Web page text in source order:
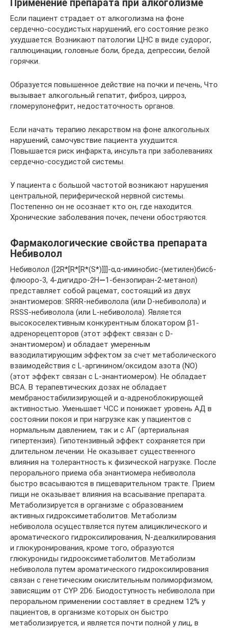
Применение препарата при алкоголизме
Если пациент страдает от алкоголизма на фоне
сердечно-сосудистых нарушений, его состояние резко
ухудшается. Возникают патологии ЦНС в виде судорог,
галлюцинации, головные боли, бреда, депрессии, белой
горячки.
Образуется повышенное действие на почки и печень, Что
вызывает алкогольный гепатит, фиброз, цирроз,
гломерулонефрит, недостаточность органов.
Если начать терапию лекарством на фоне алкогольных
нарушений, самочувствие пациента ухудшится.
Повышается риск инфаркта, инсульта при заболеваниях
сердечно-сосудистой системы.
У пациента с большой частотой возникают нарушения
центральной, периферической нервной системы.
Постепенно он не осознает кто он, где находится.
Хронические заболевания почек, печени обостряются.
Фармакологические свойства препарата
Небиволол
Небиволол ([2R*[R*[R*(S*)]]]-α,α-иминобис-(метилен)бис6-
флюоро-3, 4-дигидро-2Н—1-бензопиран-2-метанол)
представляет собой рацемат, состоящий из двух
энантиомеров: SRRR-небиволола (или D-небиволола) и
RSSS-небиволола (или L-небиволола). Является
высокоселективным конкурентным блокатором β1-
адренорецепторов (этот эффект связан с D-
энантиомером) и обладает умеренным
вазодилатирующим эффектом за счет метаболического
взаимодействия с L-аргинином/оксидом азота (NO)
(этот эффект связан с L-энантиомером). Не обладает
ВСА. В терапевтических дозах не обладает
мембраностабилизирующей и α-адреноблокирующей
активностью. Уменьшает ЧСС и понижает уровень АД в
состоянии покоя и при нагрузке как у пациентов с
нормальным давлением, так и с АГ (артериальная
гипертензия). Гипотензивный эффект сохраняется при
длительном лечении. Не оказывает существенного
влияния на толерантность к физической нагрузке. После
перорального приема оба энантиомера небиволола
быстро всасываются в пищеварительном тракте. Прием
пищи не оказывает влияния на всасывание препарата.
Метаболизируется в организме с образованием
активных гидроксиметаболитов. Метаболизм
небиволола осуществляется путем алициклического и
ароматического гидроксилирования, N-деалкилирования
и глюкуронирования, кроме того, образуются
глюкурониды гидрооксиметаболитов. Метаболизм
небиволола путем ароматического гидроксилирования
связан с генетическим окислительным полиморфизмом,
зависящим от CYP 2D6. Биодоступность небиволола при
пероральном применении составляет в среднем 12% у
пациентов, в организме которых он быстро
метаболизируется, и является почти полной у лиц, в